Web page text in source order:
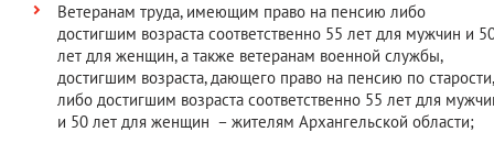
Ветеранам труда, имеющим право на пенсию либо
достигшим возраста соответственно 55 лет для мужчин и
лет для женщин, а также ветеранам военной службы,
достигшим возраста, дающего право на пенсию по старости,
либо достигшим возраста соответственно 55 лет для
и 50 лет для женщин – жителям Архангельской области;